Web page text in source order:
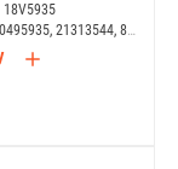
18V5935
21313544, 8148046